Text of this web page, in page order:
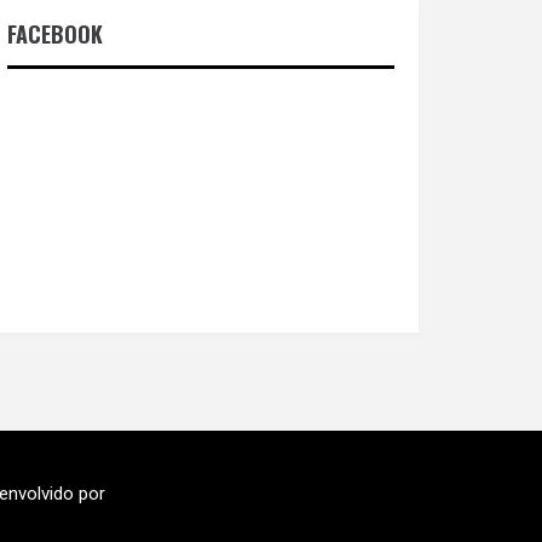
FACEBOOK
por